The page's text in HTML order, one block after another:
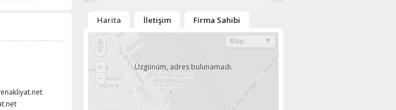
Harita İletişim Firma Sahibi
Üzgünüm, adres bulunamadı.